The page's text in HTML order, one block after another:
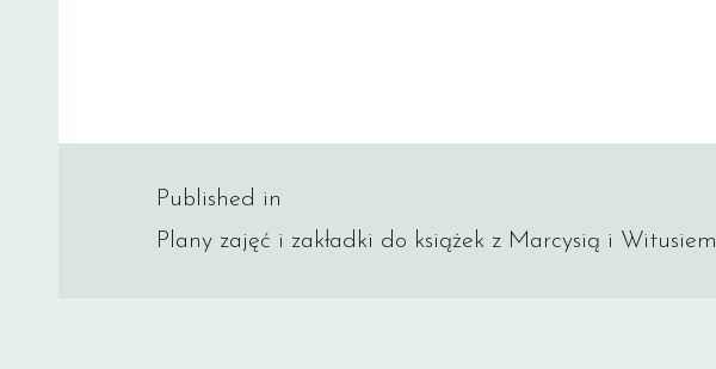
Nawigacja
wpisu
Published in
Plany zajęć i zakładki do książek z Marcysią i Witusiem